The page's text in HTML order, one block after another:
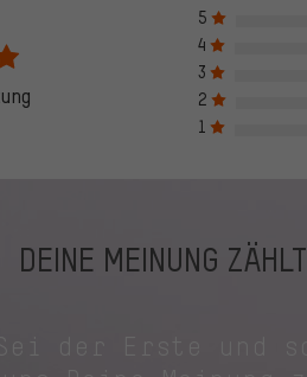
5
4
3
2
1
DEINE MEINUNG ZÄHLT